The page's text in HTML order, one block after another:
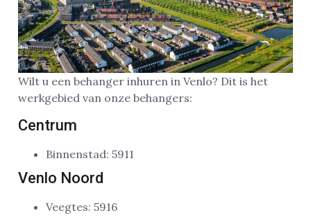
Wilt u een behanger inhuren in Venlo? Dit is het
werkgebied van onze behangers:
Centrum
Binnenstad: 5911
Venlo Noord
Veegtes: 5916